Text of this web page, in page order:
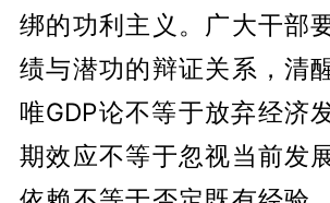
绑的功利主义。广大干部
绩与潜功的辩证关系，清
唯GDP论不等于放弃经济
期效应不等于忽视当前发